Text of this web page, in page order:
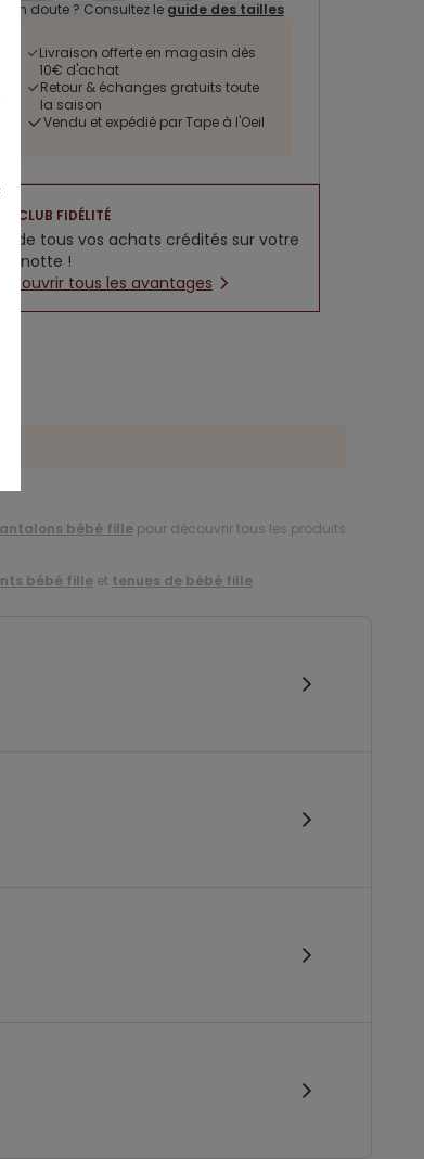
Un doute ? Consultez le guide des tailles
Livraison offerte en magasin dès
10€ d'achat
Retour & échanges gratuits toute
la saison
Vendu et expédié par Tape à l'Oeil
CLUB FIDÉLITÉ
5% de tous vos achats crédités sur votre
cagnotte !
Découvrir tous les avantages
bébé fille pour découvrir tous les produits
bébé fille et tenues de bébé fille.